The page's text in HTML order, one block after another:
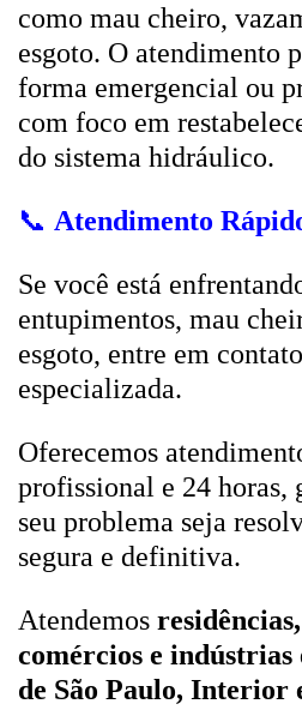
como mau cheiro,
esgoto. O atendimento
forma emergencial ou
com foco em
do sistema hidráulico.
📞 Atendimento
Se você está
entupimentos, mau
esgoto, entre em
especializada.
Oferecemos
profissional e 24 horas,
seu problema seja
segura e definitiva.
Atendemos
comércios e indústrias
de São Paulo, Interior